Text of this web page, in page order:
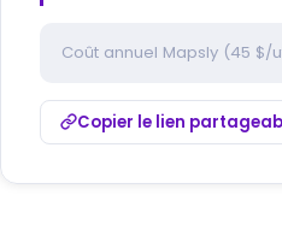
Coût annuel Mapsly (45 $/
Copier le lien